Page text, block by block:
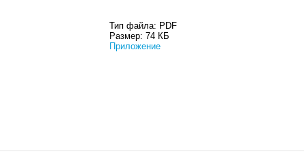
Тип файла: PDF
Размер: 74 КБ
Приложение